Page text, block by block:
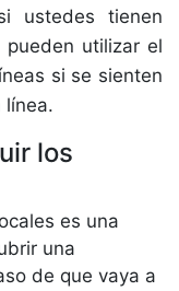
ustedes tienen
utilizar el
si se sienten
línea.
los
es una
una
de que vaya a